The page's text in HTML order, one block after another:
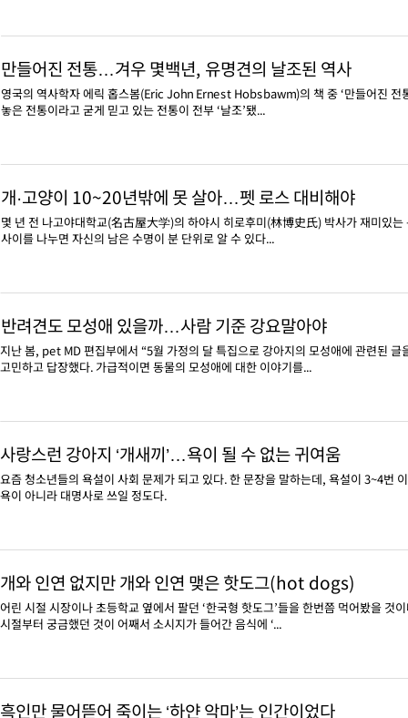
만들어진 전통…겨우 몇백년, 유명견의 날조된 역사
영국의 역사학자 에릭 홉스봄(Eric John Ernest Hobsbawm)의 책 중 ‘만들어진 전
놓은 전통이라고 굳게 믿고 있는 전통이 전부 ‘날조’됐...
개·고양이 10~20년밖에 못 살아…펫 로스 대비해야
몇 년 전 나고야대학교(名古屋大学)의 하야시 히로후미(林博史氏) 박사가 재미있
사이를 나누면 자신의 남은 수명이 분 단위로 알 수 있다...
반려견도 모성애 있을까…사람 기준 강요말아야
지난 봄, pet MD 편집부에서 “5월 가정의 달 특집으로 강아지의 모성애에 관련된
고민하고 답장했다. 가급적이면 동물의 모성애에 대한 이야기를...
사랑스런 강아지 ‘개새끼’…욕이 될 수 없는 귀여움
요즘 청소년들의 욕설이 사회 문제가 되고 있다. 한 문장을 말하는데, 욕설이 3~4번
욕이 아니라 대명사로 쓰일 정도다.
개와 인연 없지만 개와 인연 맺은 핫도그(hot dogs)
어린 시절 시장이나 초등학교 옆에서 팔던 ‘한국형 핫도그’들을 한번쯤 먹어봤을 것
시절부터 궁금했던 것이 어째서 소시지가 들어간 음식에 ‘...
흑인만 물어뜯어 죽이는 ‘하얀 악마’는 인간이었다